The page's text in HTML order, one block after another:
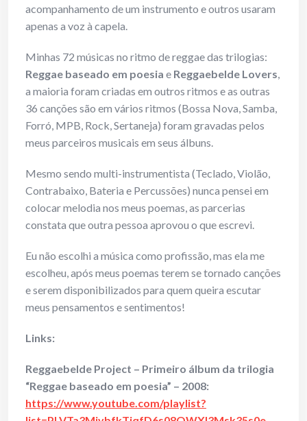
acompanhamento de um instrumento e outros usaram
apenas a voz à capela.
Minhas 72 músicas no ritmo de reggae das trilogias:
Reggae baseado em poesia e Reggaebelde Lovers,
a maioria foram criadas em outros ritmos e as outras
36 canções são em vários ritmos (Bossa Nova, Samba,
Forró, MPB, Rock, Sertaneja) foram gravadas pelos
meus parceiros musicais em seus álbuns.
Mesmo sendo multi-instrumentista (Teclado, Violão,
Contrabaixo, Bateria e Percussões) nunca pensei em
colocar melodia nos meus poemas, as parcerias
constata que outra pessoa aprovou o que escrevi.
Eu não escolhi a música como profissão, mas ela me
escolheu, após meus poemas terem se tornado canções
e serem disponibilizados para quem queira escutar
meus pensamentos e sentimentos!
Links:
Reggaebelde Project – Primeiro álbum da trilogia
“Reggae baseado em poesia” – 2008:
https://www.youtube.com/playlist?